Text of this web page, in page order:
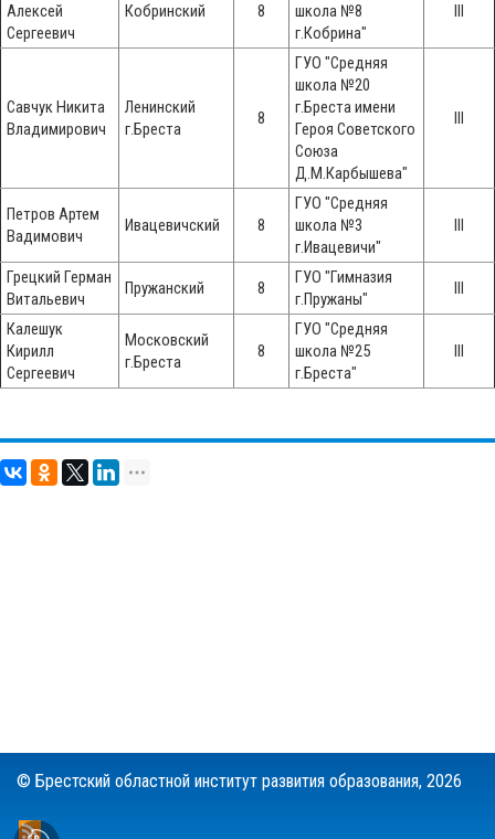
Алексей
Сергеевич
Кобринский 8
школа №8
г.Кобрина"
III
Савчук Никита
Владимирович
Ленинский
г.Бреста
8
ГУО "Средняя
школа №20
г.Бреста имени
Героя Советского
Союза
Д.М.Карбышева"
III
Петров Артем
Вадимович
Ивацевичский 8
ГУО "Средняя
школа №3
г.Ивацевичи"
III
Грецкий Герман
Витальевич
Пружанский 8
ГУО "Гимназия
г.Пружаны"
III
Калешук
Кирилл
Сергеевич
Московский
г.Бреста
8
ГУО "Средняя
школа №25
г.Бреста"
III
© Брестский областной институт развития образования, 2026